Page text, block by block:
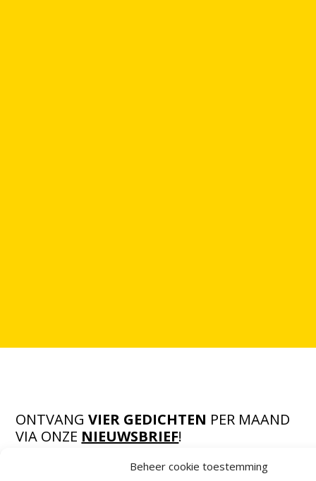
Beheer cookie toestemming
ONTVANGVIER GEDICHTEN PER MAAND
VIA ONZE NIEUWSBRIEF!
OF VOLG ONS VIA SOCIALE MEDIA